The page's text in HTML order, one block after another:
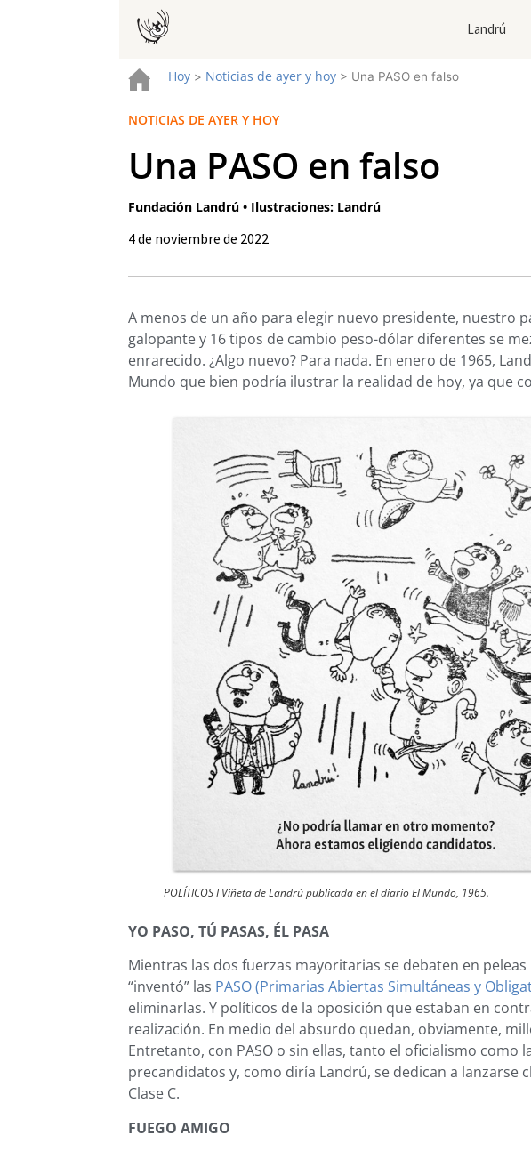
Landrú
Hoy> Noticias de ayer y hoy> Una PASO en falso
NOTICIAS DE AYER Y HOY
Una PASO en falso
Fundación Landrú • Ilustraciones: Landrú
4 de noviembre de 2022
A menos de un año para elegir nuevo presidente, nuestro
galopante y 16 tipos de cambio peso-dólar diferentes se
enrarecido. ¿Algo nuevo? Para nada. En enero de 1965,
Mundo que bien podría ilustrar la realidad de hoy, ya que
POLÍTICOS I Viñeta de Landrú publicada en el diario El Mundo, 1965.
YO PASO, TÚ PASAS, ÉL PASA
Mientras las dos fuerzas mayoritarias se debaten en
“inventó” las PASO (Primarias Abiertas Simultáneas y
eliminarlas. Y políticos de la oposición que estaban en
realización. En medio del absurdo quedan, obviamente,
Entretanto, con PASO o sin ellas, tanto el oficialismo como
precandidatos y, como diría Landrú, se dedican a lanzarse
Clase C.
FUEGO AMIGO